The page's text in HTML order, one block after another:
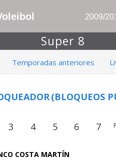
2009/
Super 8
Temporadas anteriores
(BLOQUEOS
3 4 5 6 7
COSTA MARTÍN